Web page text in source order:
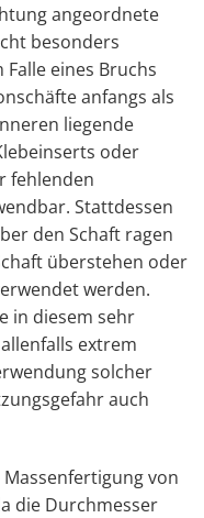
angeordnete
besonders
eines Bruchs
anfangs als
liegende
oder
fehlenden
Stattdessen
den Schaft ragen
überstehen oder
werden.
in diesem sehr
extrem
solcher
auch
von
die Durchmesser